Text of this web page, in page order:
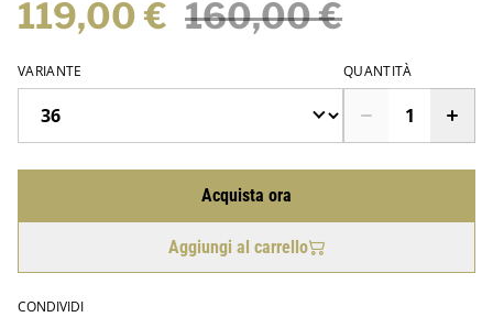
119,00 € 160,00 €
VARIANTE QUANTITÀ
Acquista ora
Aggiungi al carrello
CONDIVIDI